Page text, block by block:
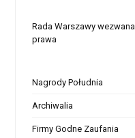
Rada Warszawy
prawa
Nagrody Południa
Archiwalia
Firmy Godne Zaufania